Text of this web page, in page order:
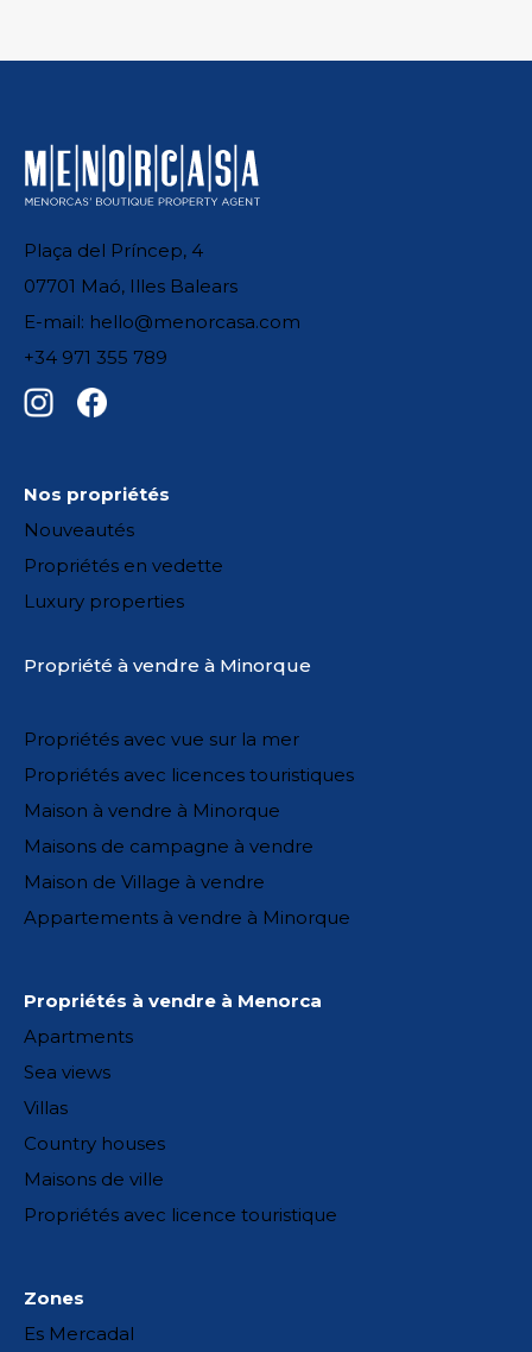
Plaça del Príncep, 4
07701 Maó, Illes Balears
E-mail: hello@menorcasa.com
+34 971 355 789
Nos propriétés
Nouveautés
Propriétés en vedette
Luxury properties
Propriété à vendre à Minorque
Propriétés avec vue sur la mer
Propriétés avec licences touristiques
Maison à vendre à Minorque
Maisons de campagne à vendre
Maison de Village à vendre
Appartements à vendre à Minorque
Propriétés à vendre à Menorca
Apartments
Sea views
Villas
Country houses
Maisons de ville
Propriétés avec licence touristique
Zones
Es Mercadal